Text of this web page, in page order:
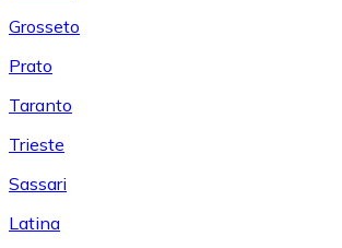
Grosseto
Prato
Taranto
Trieste
Sassari
Latina